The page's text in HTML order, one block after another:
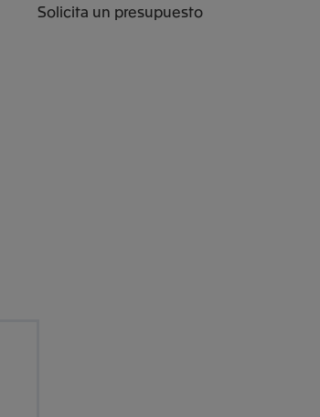
Solicita un presupuesto